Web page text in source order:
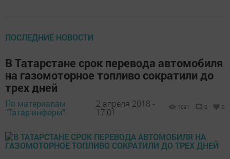
ПОСЛЕДНИЕ НОВОСТИ
В Татарстане срок перевода автомобиля
на газомоторное топливо сократили до
трех дней
По материалам
"Татар-информ",
2 апреля 2018 -
17:01
1091 0 0